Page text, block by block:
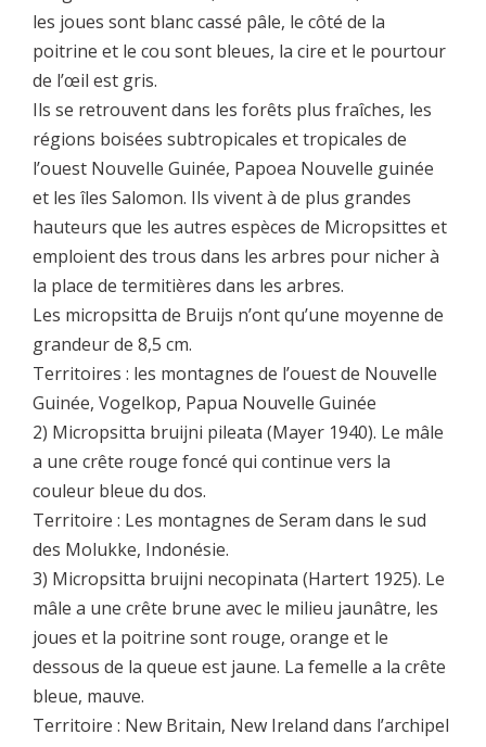
les joues sont blanc cassé pâle, le côté de la
poitrine et le cou sont bleues, la cire et le pourtour
de l’œil est gris.
Ils se retrouvent dans les forêts plus fraîches, les
régions boisées subtropicales et tropicales de
l’ouest Nouvelle Guinée, Papoea Nouvelle guinée
et les îles Salomon. Ils vivent à de plus grandes
hauteurs que les autres espèces de Micropsittes et
emploient des trous dans les arbres pour nicher à
la place de termitières dans les arbres.
Les micropsitta de Bruijs n’ont qu’une moyenne de
grandeur de 8,5 cm.
Territoires : les montagnes de l’ouest de Nouvelle
Guinée, Vogelkop, Papua Nouvelle Guinée
2) Micropsitta bruijni pileata (Mayer 1940). Le mâle
a une crête rouge foncé qui continue vers la
couleur bleue du dos.
Territoire : Les montagnes de Seram dans le sud
des Molukke, Indonésie.
3) Micropsitta bruijni necopinata (Hartert 1925). Le
mâle a une crête brune avec le milieu jaunâtre, les
joues et la poitrine sont rouge, orange et le
dessous de la queue est jaune. La femelle a la crête
bleue, mauve.
Territoire : New Britain, New Ireland dans l’archipel